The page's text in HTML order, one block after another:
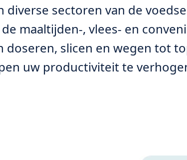
diverse sectoren van de
maaltijden-, vlees- en
doseren, slicen en wegen tot
uw productiviteit te